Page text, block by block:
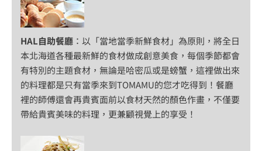
HAL自助餐廳 ：以「當地當季新鮮食材」為原則，將全日
本北海道各種最新鮮的食材做成創意美食，每個季節都會
有特別的主題食材，無論是哈密瓜或是螃蟹，這裡做出來
的料理都是只有當季來到TOMAMU的您才吃得到！餐廳
裡的師傅還會再貴賓面前以食材天然的顏色作畫，不僅要
帶給貴賓美味的料理，更兼顧視覺上的享受！